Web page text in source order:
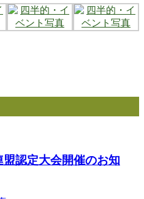
認定大会開催のお知